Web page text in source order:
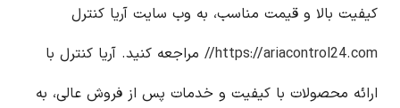
کیفیت بالا و قیمت مناسب، به وب سایت آریا کنترل
https://ariacontrol24.com//
مراجعه کنید. آریا کنترل با
ارائه محصولات با کیفیت و خدمات پس از فروش عالی، به